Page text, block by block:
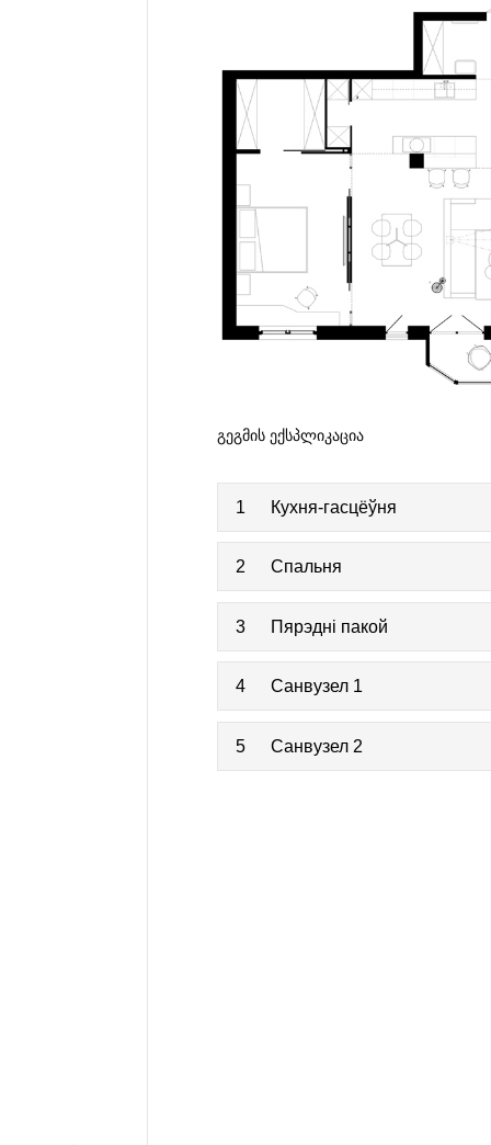
ᲒᲔᲒᲛᲘᲡ ᲔᲥᲡᲞᲚᲘᲙᲐᲪᲘᲐ
1 Кухня-гасцёўня
2 Спальня
3 Пярэдні пакой
4 Санвузел 1
5 Санвузел 2